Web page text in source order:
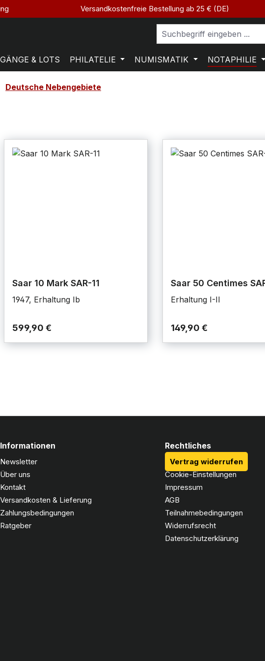
Versandkostenfreie Bestellung ab 25 € (DE)
& LOTS PHILATELIE NUMISMATIK NOTAPHILIE
Deutsche Nebengebiete
Saar 10 Mark SAR-11
1947, Erhaltung Ib
599,90 €
Saar 50 Centimes
Erhaltung I-II
149,90 €
Informationen
Newsletter
Über uns
Kontakt
Versandkosten & Lieferung
Zahlungsbedingungen
Ratgeber
Rechtliches
Vertrag widerrufen
Cookie-Einstellungen
Impressum
AGB
Teilnahmebedingungen
Widerrufsrecht
Datenschutzerklärung